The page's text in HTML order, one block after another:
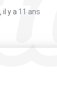
, il y a 11 ans